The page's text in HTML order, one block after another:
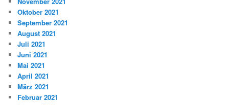
Oktober 2021
September 2021
August 2021
Juli 2021
Juni 2021
Mai 2021
April 2021
März 2021
Februar 2021